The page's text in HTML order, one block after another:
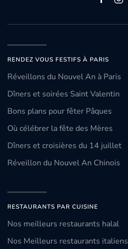
RENDEZ VOUS FESTIFS À PARIS
Réveillons du Nouvel An à Paris
Dîners et soirées Saint Valentin
Bons plans pour fêter Pâques
Où célébrer la fête des Mères
Dîners et croisières du 14 juillet
Réveillon du Nouvel An Chinois
RESTAURANTS PAR CUISINE
Nos meilleurs restaurants halal
Nos Meilleurs restaurants italiens